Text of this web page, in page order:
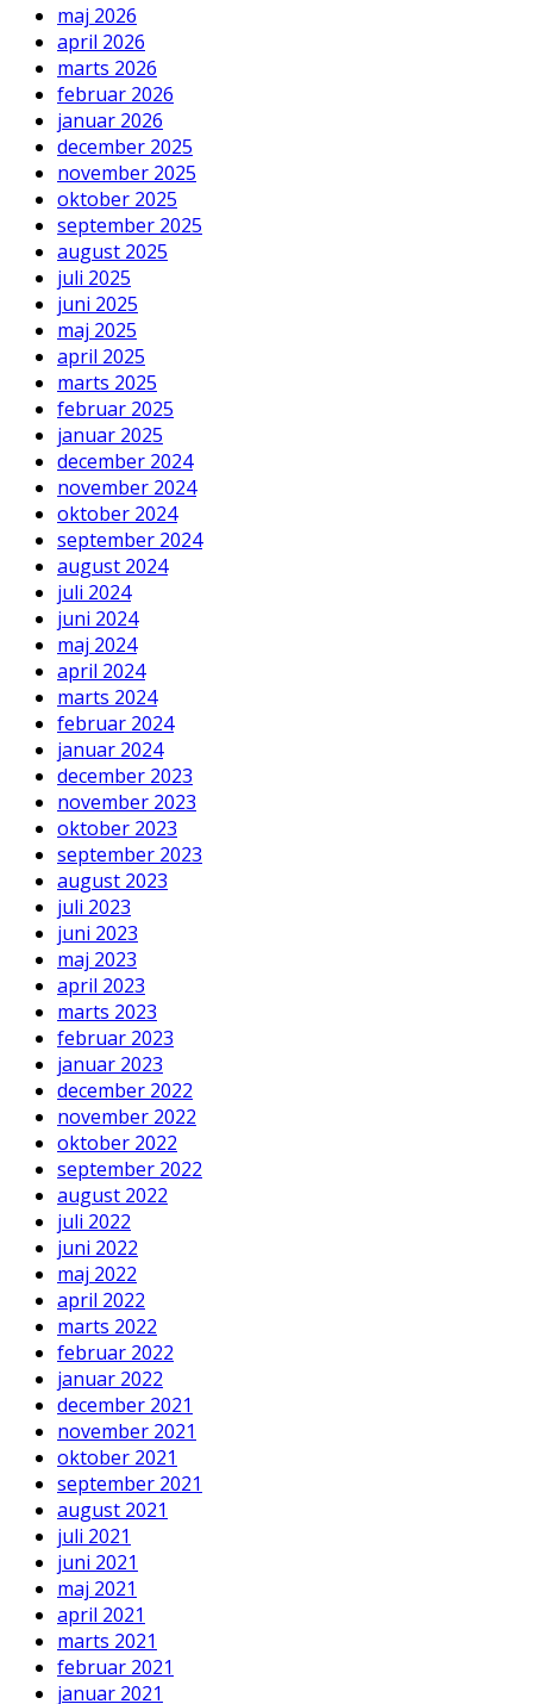
maj 2026
april 2026
marts 2026
februar 2026
januar 2026
december 2025
november 2025
oktober 2025
september 2025
august 2025
juli 2025
juni 2025
maj 2025
april 2025
marts 2025
februar 2025
januar 2025
december 2024
november 2024
oktober 2024
september 2024
august 2024
juli 2024
juni 2024
maj 2024
april 2024
marts 2024
februar 2024
januar 2024
december 2023
november 2023
oktober 2023
september 2023
august 2023
juli 2023
juni 2023
maj 2023
april 2023
marts 2023
februar 2023
januar 2023
december 2022
november 2022
oktober 2022
september 2022
august 2022
juli 2022
juni 2022
maj 2022
april 2022
marts 2022
februar 2022
januar 2022
december 2021
november 2021
oktober 2021
september 2021
august 2021
juli 2021
juni 2021
maj 2021
april 2021
marts 2021
februar 2021
januar 2021